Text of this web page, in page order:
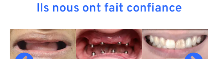
Ils nous ont fait confiance